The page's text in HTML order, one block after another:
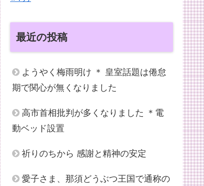
最近の投稿
ようやく梅雨明け ＊ 皇室話題は倦怠
期で関心が無くなりました
高市首相批判が多くなりました ＊電
動ベッド設置
祈りのちから 感謝と精神の安定
愛子さま、那須どうぶつ王国で通称の